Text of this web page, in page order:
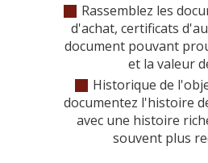
Rassemblez les
d'achat, certificats
document pouvant
et la valeur
Historique de
documentez l'histoire
avec une histoire
souvent plus